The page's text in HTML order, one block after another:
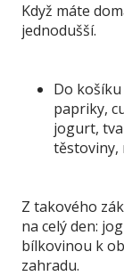
Když máte
jednodušší.
Do
papriky,
jogurt,
těstoviny,
Z takového
na celý den:
bílkovinou k
zahradu.